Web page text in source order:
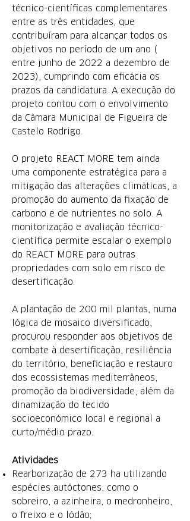
técnico-científicas complementares
entre as três entidades, que
contribuíram para alcançar todos os
objetivos no período de um ano (
entre junho de 2022 a dezembro de
2023), cumprindo com eficácia os
prazos da candidatura. A execução do
projeto contou com o envolvimento
da Câmara Municipal de Figueira de
Castelo Rodrigo.
O projeto REACT MORE tem ainda
uma componente estratégica para a
mitigação das alterações climáticas, a
promoção do aumento da fixação de
carbono e de nutrientes no solo. A
monitorização e avaliação técnico-
científica permite escalar o exemplo
do REACT MORE para outras
propriedades com solo em risco de
desertificação.
A plantação de 200 mil plantas, numa
lógica de mosaico diversificado,
procurou responder aos objetivos de
combate à desertificação, resiliência
do território, beneficiação e restauro
dos ecossistemas mediterrâneos,
promoção da biodiversidade, além da
dinamização do tecido
socioeconómico local e regional a
curto/médio prazo.
Atividades
Rearborização de 273 ha utilizando
espécies autóctones, como o
sobreiro, a azinheira, o medronheiro,
o freixo e o lódão;